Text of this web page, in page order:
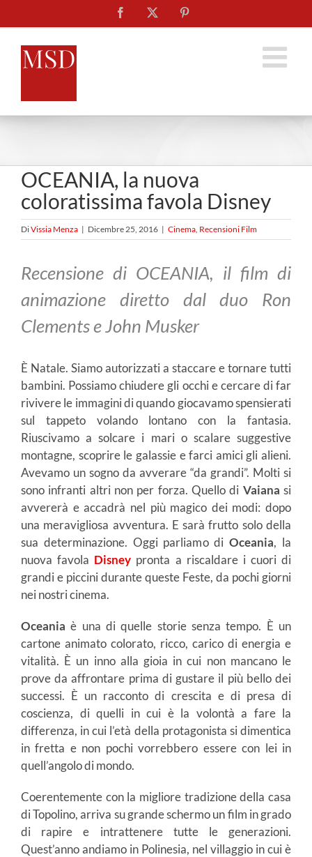
al
contenuto
Facebook
OCEANIA, la nuova
coloratissima favola Disney
DiVissia Menza | Dicembre 25, 2016 | Cinema, Recensioni Film
Recensione di OCEANIA, il film di
animazione diretto dal duo Ron
Clements e John Musker
È Natale. Siamo autorizzati a staccare e tornare tutti
bambini. Possiamo chiudere gli occhi e cercare di far
rivivere le immagini di quando giocavamo spensierati
sul tappeto volando lontano con la fantasia.
Riuscivamo a solcare i mari o scalare suggestive
montagne, scoprire le galassie e farci amici gli alieni.
Avevamo un sogno da avverare “da grandi”. Molti si
sono infranti altri non per forza. Quello di Vaiana si
avvererà e accadrà nel più magico dei modi: dopo
una meravigliosa avventura. E sarà frutto solo della
sua determinazione. Oggi parliamo diOceania, la
nuova favola Disney pronta a riscaldare i cuori di
grandi e piccini durante queste Feste, da pochi giorni
nei nostri cinema.
Oceania è una di quelle storie senza tempo. È un
cartone animato colorato, ricco, carico di energia e
vitalità. È un inno alla gioia in cui non mancano le
prove da affrontare prima di gustare il più bello dei
successi. È un racconto di crescita e di presa di
coscienza, di quelli in cui è la volontà a fare la
differenza, in cui l’età della protagonista si dimentica
in fretta e non pochi vorrebbero essere con lei in
quell’angolo di mondo.
Coerentemente con la migliore tradizione della casa
di Topolino, arriva su grande schermo un film in grado
di rapire e intrattenere tutte le generazioni.
Quest’anno andiamo in Polinesia, nel villaggio in cui è